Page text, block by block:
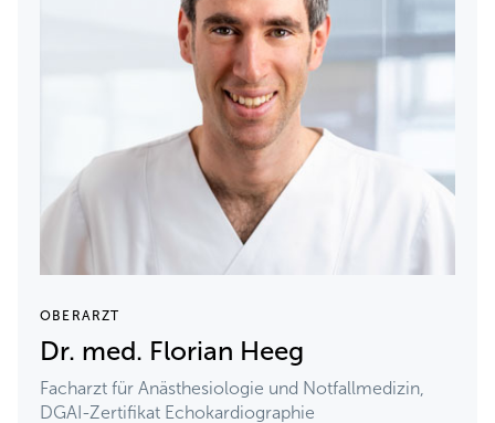
OBERARZT
Dr. med. Florian Heeg
Facharzt für Anästhesiologie und Notfallmedizin,
DGAI-Zertifikat Echokardiographie